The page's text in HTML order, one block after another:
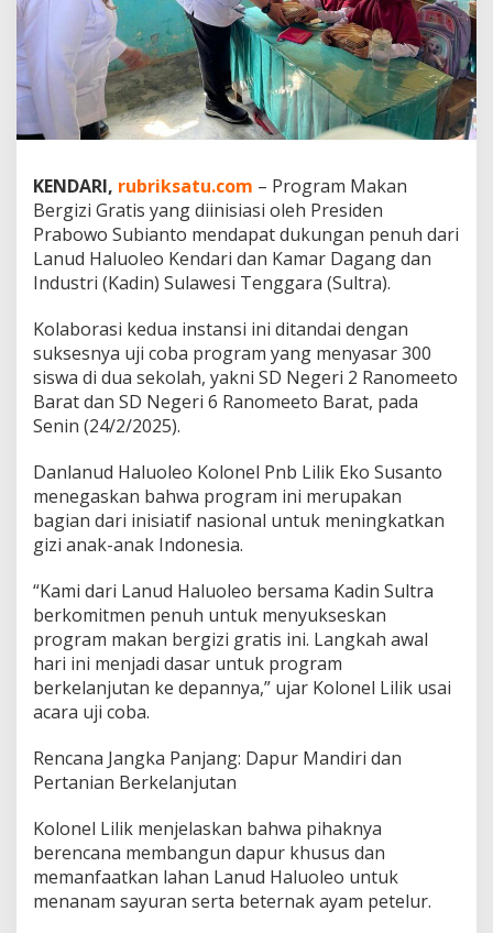
n
S
u
l
t
r
a
k
u
n
g
P
r
g
r
a
m
M
a
a
n
B
e
r
i
z
i
G
r
a
P
r
s
i
d
e
n
KENDARI, rubriksatu.com – Program Makan
Bergizi Gratis yang diinisiasi oleh Presiden
Prabowo Subianto mendapat dukungan penuh dari
Lanud Haluoleo Kendari dan Kamar Dagang dan
Industri (Kadin) Sulawesi Tenggara (Sultra).
Kolaborasi kedua instansi ini ditandai dengan
suksesnya uji coba program yang menyasar 300
siswa di dua sekolah, yakni SD Negeri 2 Ranomeeto
Barat dan SD Negeri 6 Ranomeeto Barat, pada
Senin (24/2/2025).
Danlanud Haluoleo Kolonel Pnb Lilik Eko Susanto
menegaskan bahwa program ini merupakan
bagian dari inisiatif nasional untuk meningkatkan
gizi anak-anak Indonesia.
“Kami dari Lanud Haluoleo bersama Kadin Sultra
berkomitmen penuh untuk menyukseskan
program makan bergizi gratis ini. Langkah awal
hari ini menjadi dasar untuk program
berkelanjutan ke depannya,” ujar Kolonel Lilik usai
acara uji coba.
Rencana Jangka Panjang: Dapur Mandiri dan
Pertanian Berkelanjutan
Kolonel Lilik menjelaskan bahwa pihaknya
berencana membangun dapur khusus dan
memanfaatkan lahan Lanud Haluoleo untuk
menanam sayuran serta beternak ayam petelur.